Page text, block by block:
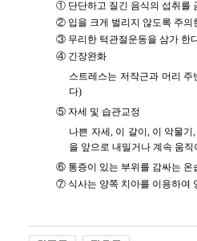
① 단단하고 질긴 음식의 섭취를
② 입을 크게 벌리지 않도록 주의
③ 무리한 턱관절운동을 삼가 한
④ 긴장완화
스트레스는 저작근과 머리
다)
⑤ 자세 및 습관교정
나쁜 자세, 이 갈이, 이 악물
을 앞으로 내밀거나 계속 움
⑥ 통증이 있는 부위를 감싸는 온
⑦ 식사는 양쪽 치아를 이용하여